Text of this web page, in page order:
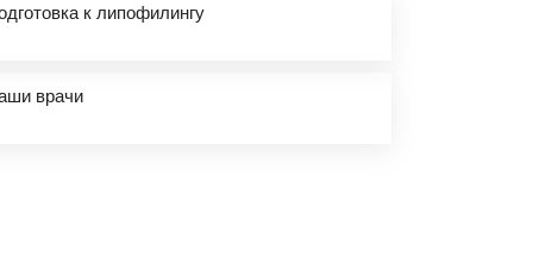
к липофилингу
врачи